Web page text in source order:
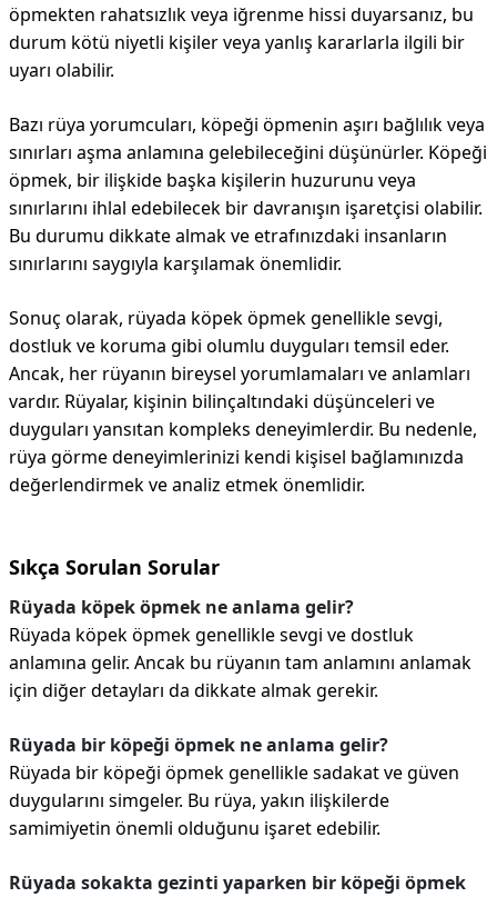
öpmekten rahatsızlık veya iğrenme hissi duyarsanız, bu
durum kötü niyetli kişiler veya yanlış kararlarla ilgili bir
uyarı olabilir.
Bazı rüya yorumcuları, köpeği öpmenin aşırı bağlılık veya
sınırları aşma anlamına gelebileceğini düşünürler. Köpeği
öpmek, bir ilişkide başka kişilerin huzurunu veya
sınırlarını ihlal edebilecek bir davranışın işaretçisi olabilir.
Bu durumu dikkate almak ve etrafınızdaki insanların
sınırlarını saygıyla karşılamak önemlidir.
Sonuç olarak, rüyada köpek öpmek genellikle sevgi,
dostluk ve koruma gibi olumlu duyguları temsil eder.
Ancak, her rüyanın bireysel yorumlamaları ve anlamları
vardır. Rüyalar, kişinin bilinçaltındaki düşünceleri ve
duyguları yansıtan kompleks deneyimlerdir. Bu nedenle,
rüya görme deneyimlerinizi kendi kişisel bağlamınızda
değerlendirmek ve analiz etmek önemlidir.
Sıkça Sorulan Sorular
Rüyada köpek öpmek ne anlama gelir?
Rüyada köpek öpmek genellikle sevgi ve dostluk
anlamına gelir. Ancak bu rüyanın tam anlamını anlamak
için diğer detayları da dikkate almak gerekir.
Rüyada bir köpeği öpmek ne anlama gelir?
Rüyada bir köpeği öpmek genellikle sadakat ve güven
duygularını simgeler. Bu rüya, yakın ilişkilerde
samimiyetin önemli olduğunu işaret edebilir.
Rüyada sokakta gezinti yaparken bir köpeği öpmek